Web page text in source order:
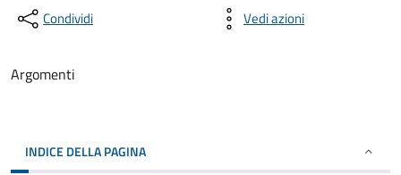
Condividi Vedi azioni
Argomenti
INDICE DELLA PAGINA